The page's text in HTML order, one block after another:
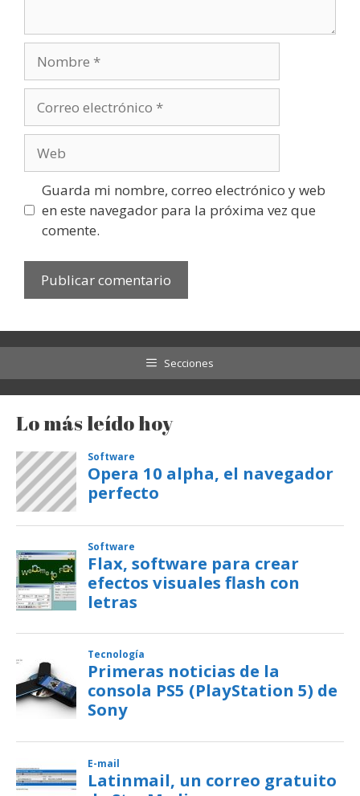
electrónico
Guarda mi nombre, correo electrónico y web
en este navegador para la próxima vez que
comente.
Secciones
Lo más leído hoy